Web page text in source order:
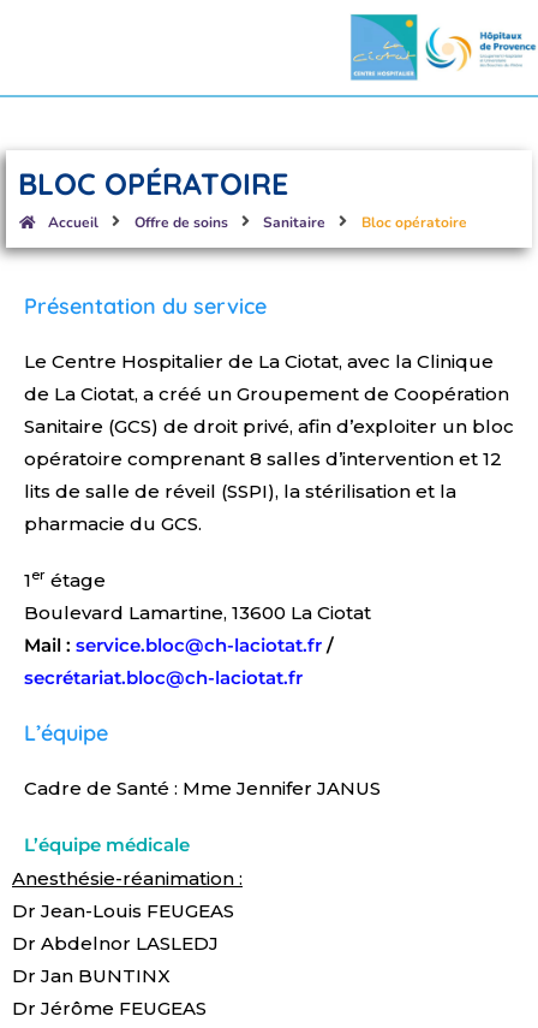
BLOC OPÉRATOIRE
Accueil Offre de soins Sanitaire Bloc opératoire
Présentation du service
Le Centre Hospitalier de La Ciotat, avec la Clinique
de La Ciotat, a créé un Groupement de Coopération
Sanitaire (GCS) de droit privé, afin d’exploiter un bloc
opératoire comprenant 8 salles d’intervention et 12
lits de salle de réveil (SSPI), la stérilisation et la
pharmacie du GCS.
1er étage
Boulevard Lamartine, 13600 La Ciotat
Mail : service.bloc@ch-laciotat.fr /
secrétariat.bloc@ch-laciotat.fr
L’équipe
Cadre de Santé : Mme Jennifer JANUS
L’équipe médicale
Anesthésie-réanimation :
Dr Jean-Louis FEUGEAS
Dr Abdelnor LASLEDJ
Dr Jan BUNTINX
Dr Jérôme FEUGEAS